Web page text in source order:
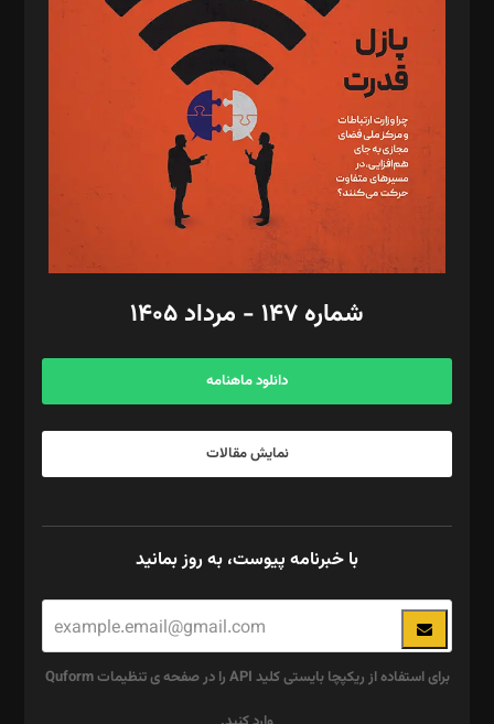
تحریریه‌: مجتبی محمود‌ی، آرش برهمند، یسنا امان‌پور، سروش کرمیان،
مصطفی مسجدی آرانی، ابوالفضل رجبی، زهرا فکرانه، فائزه فتحی
رستمی،مصطفی باستان
ویرایش: نگار استاد‌‌آقا
طراح یونیفرم: مجید توکلی
فیلمبرداری و عکاسی: امیر شفیعی، مانی لطفی زاده
گرافیک و صفحه‌آرایی: سید‌سبحان‌علی ثابت
مد‌یر توسعه تجاری: کامبیز برید‌
امور مالی: شاپور رهبری، محمد‌ کاظمی‌نیا
آگهی و مشترکین: ۰۹۱۹۹۹۹۰۴۵۴
شماره ۱۴۷ - مرداد ۱۴۰۵
دانلود ماهنامه
نمایش مقالات
با خبرنامه پیوست، به روز بمانید
برای استفاده از ریکپچا بایستی کلید API را در صفحه ی تنظیمات Quform